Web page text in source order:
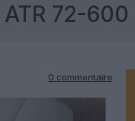
ATR 72-600
0 commentaire